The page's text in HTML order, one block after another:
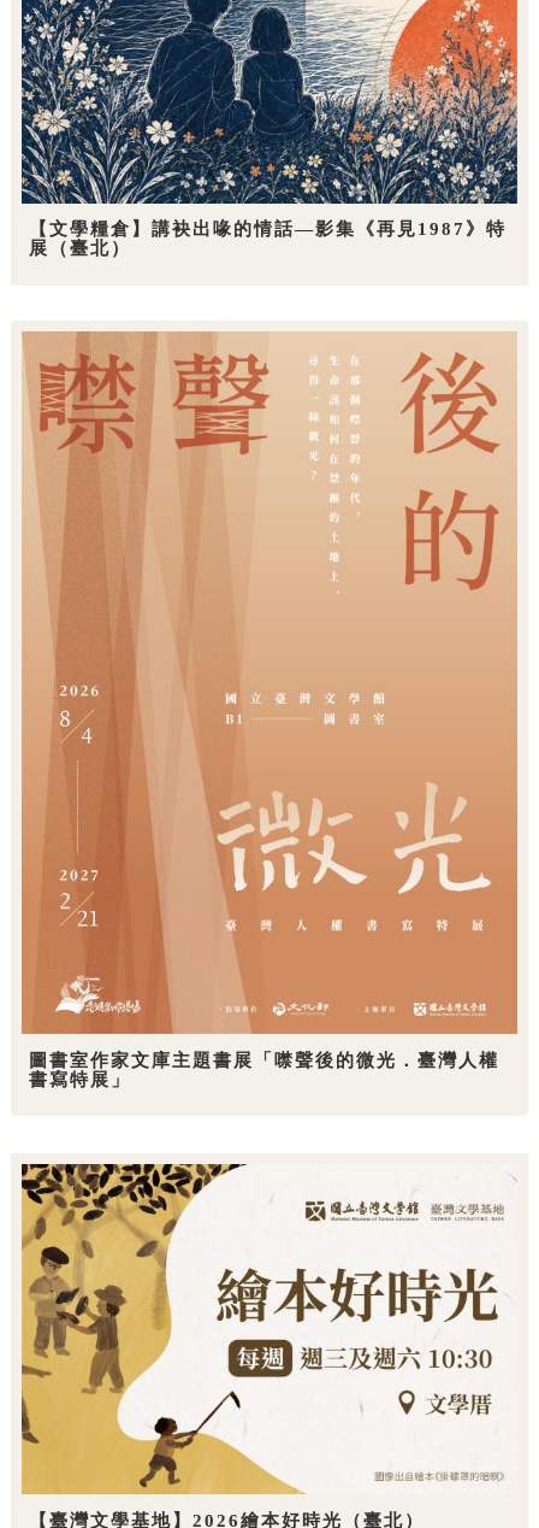
【文學糧倉】講袂出喙的情話—影集《再見1987》特
展（臺北）
圖書室作家文庫主題書展「噤聲後的微光．臺灣人權
書寫特展」
【臺灣文學基地】2026繪本好時光（臺北）